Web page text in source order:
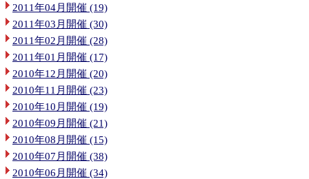
2011年04月開催 (19)
2011年03月開催 (30)
2011年02月開催 (28)
2011年01月開催 (17)
2010年12月開催 (20)
2010年11月開催 (23)
2010年10月開催 (19)
2010年09月開催 (21)
2010年08月開催 (15)
2010年07月開催 (38)
2010年06月開催 (34)